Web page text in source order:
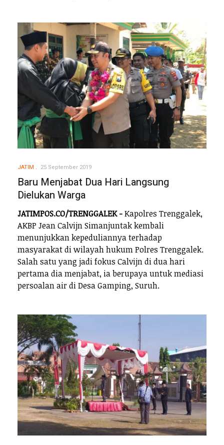
JATIM 25 September 2019
Baru Menjabat Dua Hari Langsung
Dielukan Warga
JATIMPOS.CO/TRENGGALEK -Kapolres Trenggalek,
AKBP Jean Calvijn Simanjuntak kembali
menunjukkan kepeduliannya terhadap
masyarakat di wilayah hukum Polres Trenggalek.
Salah satu yang jadi fokus Calvijn di dua hari
pertama dia menjabat, ia berupaya untuk mediasi
persoalan air di Desa Gamping, Suruh.